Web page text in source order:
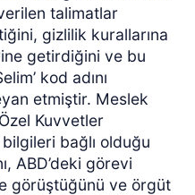
talimatlar
gizlilik kurallarına
getirdiğini ve bu
kod adını
etmiştir. Meslek
Kuvvetler
bağlı olduğu
ABD’deki görevi
görüştüğünü ve örgüt